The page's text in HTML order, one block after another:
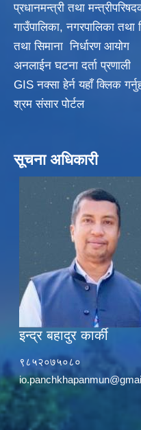
प्रधानमन्त्री तथा
गाउँपालिका, नगरपालिका तथा
तथा सिमाना निर्धारण आयाेग
अनलाईन घटना दर्ता प्रणाली
GIS नक्सा हेर्न यहाँ क्लिक
श्रम संसार पोर्टल
सूचना अधिकारी
इन्द्र बहादुर कार्की
९८५२०७५०८०